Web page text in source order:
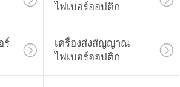
ไฟเบอร์ออปติก
ร์
เครื่องส่งสัญญาณ
ไฟเบอร์ออปติก